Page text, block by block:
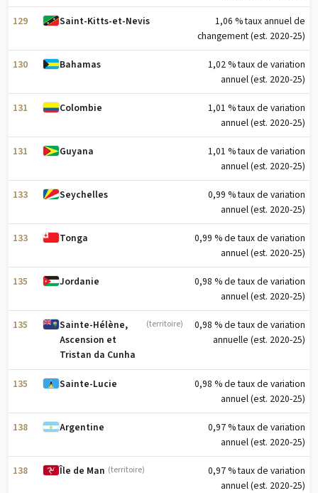
129 Saint-Kitts-et-Nevis
1,06 % taux annuel de
changement (est. 2020-25)
130 Bahamas
1,02 % taux de variation
annuel (est. 2020-25)
131 Colombie
1,01 % taux de variation
annuel (est. 2020-25)
131 Guyana
1,01 % taux de variation
annuel (est. 2020-25)
133 Seychelles
0,99 % taux de variation
annuel (est. 2020-25)
133 Tonga
0,99 % de taux de variation
annuel (est. 2020-25)
135 Jordanie
0,98 % de taux de variation
annuel (est. 2020-25)
135
Sainte-Hélène,
Ascension et
Tristan da Cunha
(territoire)
0,98 % de taux de variation
annuelle (est. 2020-25)
135 Sainte-Lucie
0,98 % de taux de variation
annuel (est. 2020-25)
138 Argentine
0,97 % taux de variation
annuel (est. 2020-25)
138 Île de Man (territoire)
0,97 % taux de variation
annuel (est. 2020-25)